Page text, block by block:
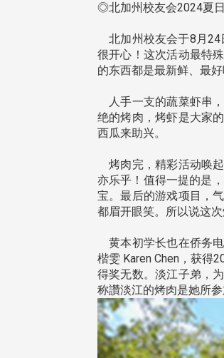
◎北加州校友会2024夏
北加州校友会于8月24
很开心！这次活动最特
的东西都是最新鲜、最好
人手一支的蔬菜虾串
绝的烤肉，烤虾是大家
西瓜来助兴。
烤肉完，精彩活动唤
亦乐乎！值得一提的是
宝。最后的游戏项目，
都眉开眼笑。所以说这
黄本初学长也在侨务
楷雯 Karen Chen，获得
得奖无数。淡江子弟，
称讚淡江的烤肉是她所